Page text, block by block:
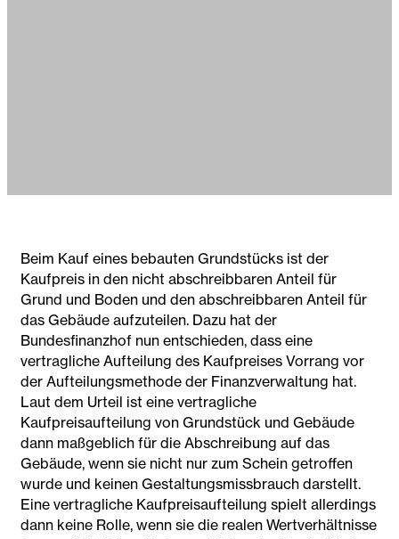
Beim Kauf eines bebauten Grundstücks ist der
Kaufpreis in den nicht abschreibbaren Anteil für
Grund und Boden und den abschreibbaren Anteil für
das Gebäude aufzuteilen. Dazu hat der
Bundesfinanzhof nun entschieden, dass eine
vertragliche Aufteilung des Kaufpreises Vorrang vor
der Aufteilungsmethode der Finanzverwaltung hat.
Laut dem Urteil ist eine vertragliche
Kaufpreisaufteilung von Grundstück und Gebäude
dann maßgeblich für die Abschreibung auf das
Gebäude, wenn sie nicht nur zum Schein getroffen
wurde und keinen Gestaltungsmissbrauch darstellt.
Eine vertragliche Kaufpreisaufteilung spielt allerdings
dann keine Rolle, wenn sie die realen Wertverhältnisse